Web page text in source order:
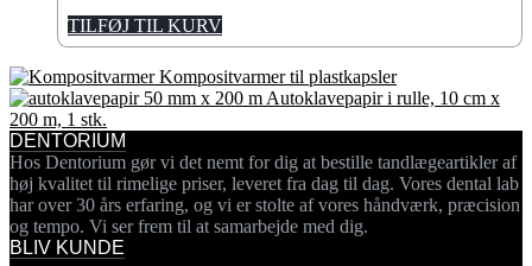
TILFØJ TIL KURV
Kompositvarmer til plastkapsler
Autoklavepapir i rulle, 10 cm x
200 m, 1 stk.
DENTORIUM
Hos Dentorium gør vi det nemt for dig at bestille tandlægeartikler af
høj kvalitet til rimelige priser, leveret fra dag til dag. Vores dental lab
har over 30 års erfaring, og vi er stolte af vores håndværk, præcision
og tempo. Vi ser frem til at samarbejde med dig.
BLIV KUNDE